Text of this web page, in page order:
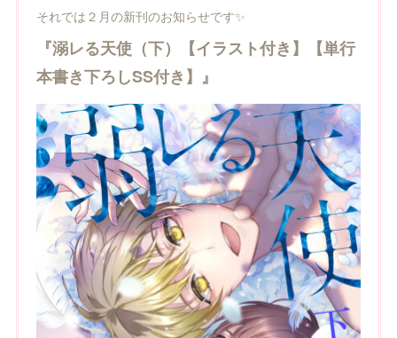
それでは２月の新刊のお知らせです✨
『溺レる天使（下）【イラスト付き】【単行
本書き下ろしSS付き】』